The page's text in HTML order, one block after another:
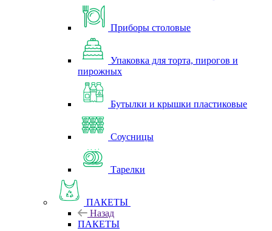
Приборы столовые
Упаковка для торта, пирогов и
пирожных
Бутылки и крышки пластиковые
Соусницы
Тарелки
ПАКЕТЫ
Назад
ПАКЕТЫ